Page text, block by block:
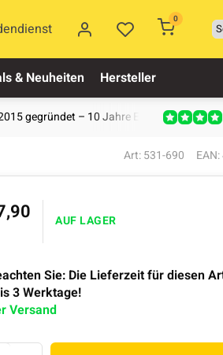
0
& Neuheiten Hersteller
gegründet – 10 Jahre Erfahrung
Art: 531-690
AUF LAGER
Sie: Die Lieferzeit für diesen
3 Werktage!
Versand